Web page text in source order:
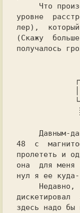
уровне
лер),
(Скажу
получалось
48  с
пролететь и
она  для меня
нул я ее
здесь надо бы